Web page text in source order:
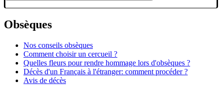
Obsèques
Nos conseils obsèques
Comment choisir un cercueil ?
Quelles fleurs pour rendre hommage lors d'obsèques ?
Décès d'un Français à l'étranger: comment procéder ?
Avis de décès